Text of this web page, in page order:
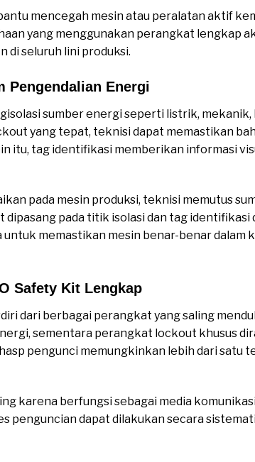
mencegah mesin atau peralatan aktif
yang menggunakan perangkat lengkap
di seluruh lini produksi.
Pengendalian Energi
sumber energi seperti listrik,
yang tepat, teknisi dapat memastikan
itu, tag identifikasi memberikan informasi
pada mesin produksi, teknisi memutus
pada titik isolasi dan tag
memastikan mesin benar-benar dalam
Safety Kit Lengkap
dari berbagai perangkat yang saling
sementara perangkat lockout khusus
pengunci memungkinkan lebih dari satu
karena berfungsi sebagai media
penguncian dapat dilakukan secara